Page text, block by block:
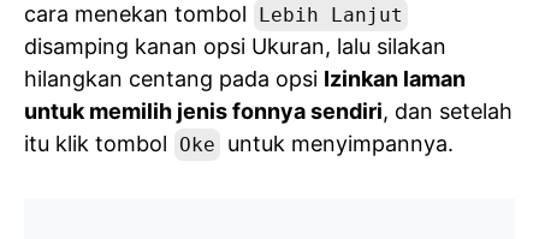
cara menekan tombol
Lebih Lanjut
disamping kanan opsi Ukuran, lalu silakan
hilangkan centang pada opsi Izinkan laman
untuk memilih jenis fonnya sendiri, dan setelah
itu klik tombol
Oke untuk menyimpannya.